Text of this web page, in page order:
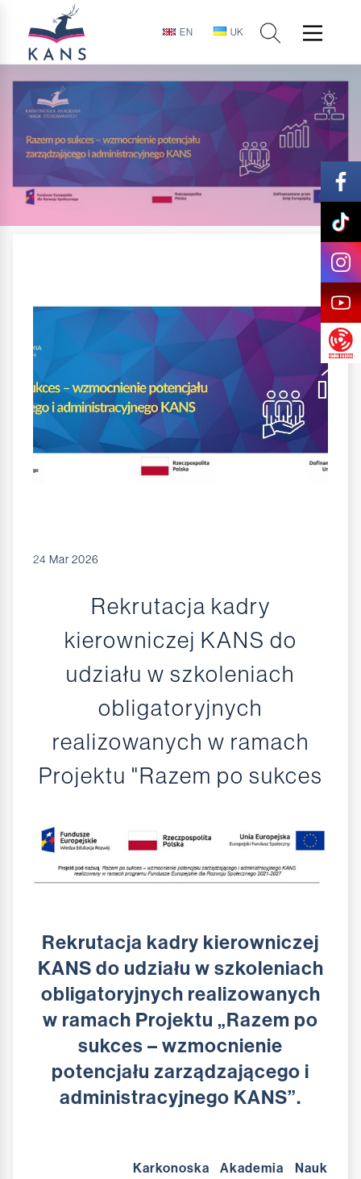
EN UK
24 Mar 2026
Rekrutacja kadry
kierowniczej KANS do
udziału w szkoleniach
obligatoryjnych
realizowanych w ramach
Projektu "Razem po sukces
Rekrutacja kadry kierowniczej
KANS do udziału w szkoleniach
obligatoryjnych realizowanych
w ramach Projektu „Razem po
sukces – wzmocnienie
potencjału zarządzającego i
administracyjnego KANS”.
Karkonoska Akademia Nauk